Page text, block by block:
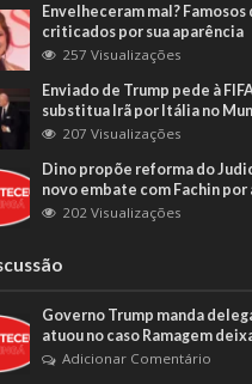
Envelheceram mal? Famosos
criticados por sua aparência
257 Visualizações
Enviado de Trump pede à
substitua Irã por Itália no
207 Visualizações
Dino propõe reforma do
novo embate com Fachin
202 Visualizações
Governo Trump manda
atuou no caso Ramagem
Adicionar Comentário